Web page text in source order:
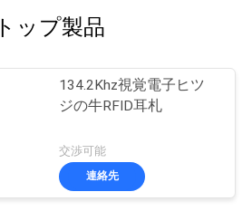
トップ製品
134.2Khz視覚電子ヒツ
ジの牛RFID耳札
交渉可能
連絡先